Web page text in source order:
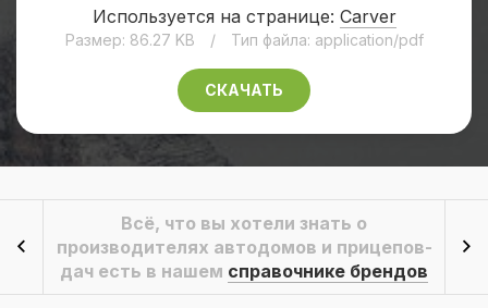
Используется на странице: Carver
Размер: 86.27 KB / Тип файла: application/pdf
СКАЧАТЬ
Всё, что вы хотели знать о
производителях автодомов и прицепов-
дач есть в нашем справочнике брендов